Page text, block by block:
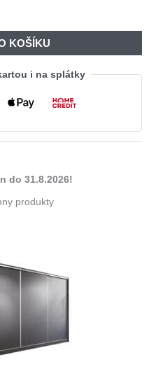
Kč.
148,00
KOŠÍKU
i na splátky
do 31.8.2026!
produkty